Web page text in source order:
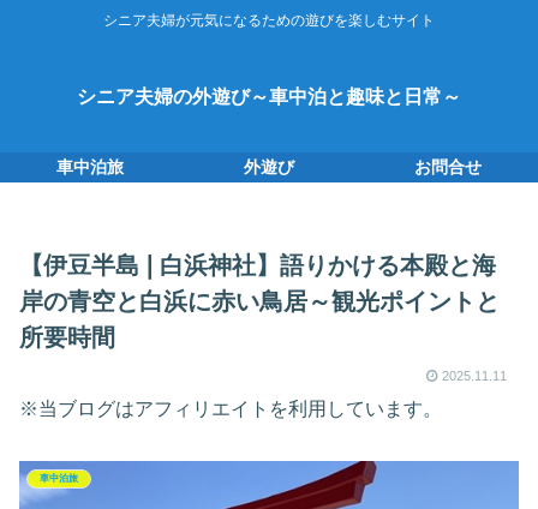
シニア夫婦が元気になるための遊びを楽しむサイト
シニア夫婦の外遊び～車中泊と趣味と日常～
車中泊旅 外遊び お問合せ
【伊豆半島❘白浜神社】語りかける本殿と海
岸の青空と白浜に赤い鳥居～観光ポイントと
所要時間
2025.11.11
※当ブログはアフィリエイトを利用しています。
車中泊旅